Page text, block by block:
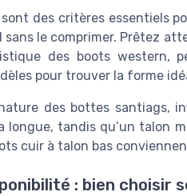
des critères essentiels
sans le comprimer. Prêtez
des boots western,
pour trouver la forme
des bottes santiags,
tandis qu’un talon
cuir à talon bas
: bien choisir